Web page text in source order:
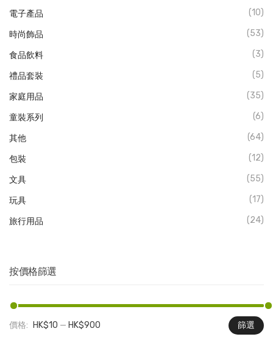
電子產品 (10)
時尚飾品 (53)
食品飲料 (3)
禮品套裝 (5)
家庭用品 (35)
童裝系列 (6)
其他 (64)
包裝 (12)
文具 (55)
玩具 (17)
旅行用品 (24)
按價格篩選
篩選
價格: HK$10 — HK$900